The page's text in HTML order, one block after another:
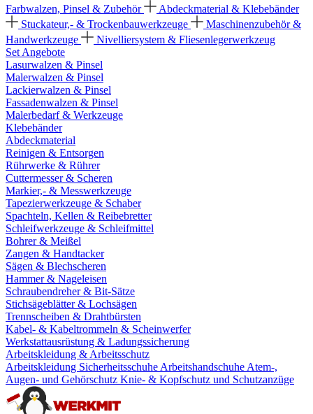
Farbwalzen, Pinsel & Zubehör
Abdeckmaterial & Klebebänder
Stuckateur,- & Trockenbauwerkzeuge
Maschinenzubehör &
Handwerkzeuge
Nivelliersystem & Fliesenlegerwerkzeug
Set Angebote
Lasurwalzen & Pinsel
Malerwalzen & Pinsel
Lackierwalzen & Pinsel
Fassadenwalzen & Pinsel
Malerbedarf & Werkzeuge
Klebebänder
Abdeckmaterial
Reinigen & Entsorgen
Rührwerke & Rührer
Cuttermesser & Scheren
Markier,- & Messwerkzeuge
Tapezierwerkzeuge & Schaber
Spachteln, Kellen & Reibebretter
Schleifwerkzeuge & Schleifmittel
Bohrer & Meißel
Zangen & Handtacker
Sägen & Blechscheren
Hammer & Nageleisen
Schraubendreher & Bit-Sätze
Stichsägeblätter & Lochsägen
Trennscheiben & Drahtbürsten
Kabel- & Kabeltrommeln & Scheinwerfer
Werkstattausrüstung & Ladungssicherung
Arbeitskleidung & Arbeitsschutz
Arbeitskleidung Sicherheitsschuhe Arbeitshandschuhe Atem-,
Augen- und Gehörschutz Knie- & Kopfschutz und Schutzanzüge